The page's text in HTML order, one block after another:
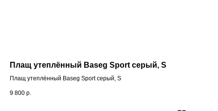
Плащ утеплённый Baseg Sport серый, S
Плащ утеплённый Baseg Sport серый, S
9 800 р.